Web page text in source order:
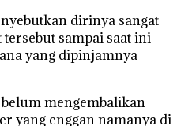
dirinya sangat
sampai saat ini
yang dipinjamnya
mengembalikan
yang enggan namanya di